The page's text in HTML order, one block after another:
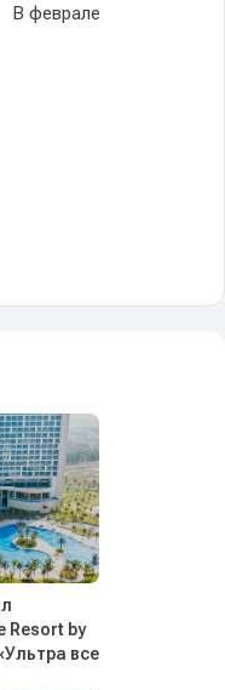
В феврале
Resort by
все